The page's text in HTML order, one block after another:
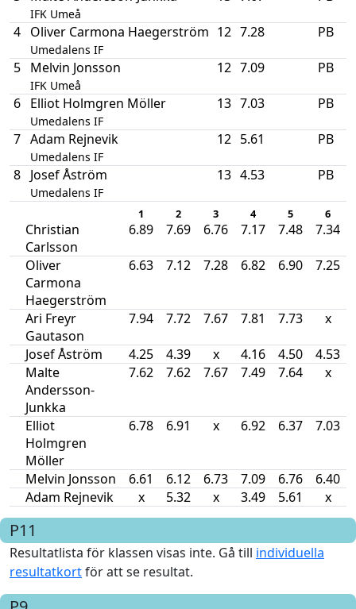
IFK Umeå
4 Oliver Carmona Haegerström
Umedalens IF
12 7.28 PB
5 Melvin Jonsson
IFK Umeå
12 7.09 PB
6 Elliot Holmgren Möller
Umedalens IF
13 7.03 PB
7 Adam Rejnevik
Umedalens IF
12 5.61 PB
8 Josef Åström
Umedalens IF
13 4.53 PB
1 2 3 4 5 6
Christian
Carlsson
6.89 7.69 6.76 7.17 7.48 7.34
Oliver
Carmona
Haegerström
6.63 7.12 7.28 6.82 6.90 7.25
Ari Freyr
Gautason
7.94 7.72 7.67 7.81 7.73 x
Josef Åström 4.25 4.39 x 4.16 4.50
4.53
Malte
Andersson-
Junkka
7.62 7.62 7.67 7.49 7.64 x
Elliot
Holmgren
Möller
6.78 6.91 x 6.92 6.37 7.03
Melvin Jonsson 6.61 6.12 6.73 7.09 6.76
6.40
Adam Rejnevik
x 5.32 x 3.49 5.61 x
P11
Resultatlista för klassen visas inte. Gå till individuella
resultatkortför att se resultat.